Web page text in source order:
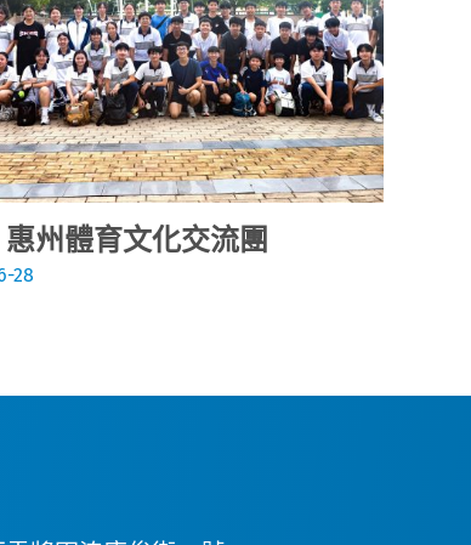
惠州體育文化交流團
28